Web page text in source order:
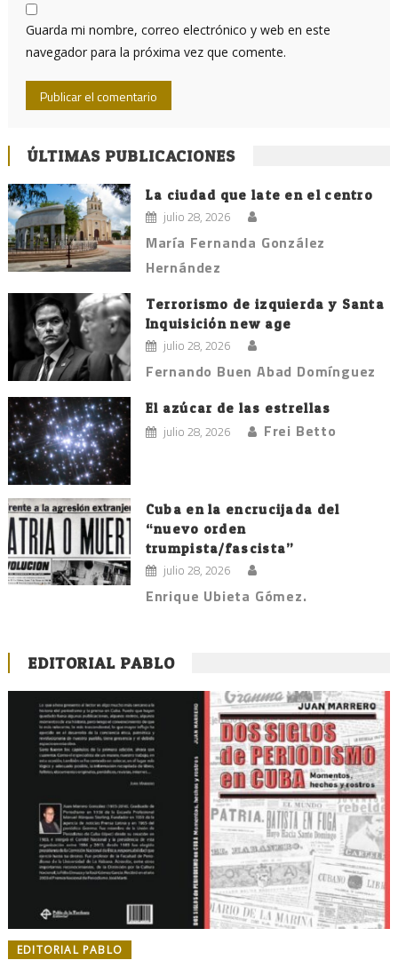
Guarda mi nombre, correo electrónico y web en este
navegador para la próxima vez que comente.
ÚLTIMAS PUBLICACIONES
La ciudad que late en el centro
julio 28, 2026
María Fernanda González
Hernández
Terrorismo de izquierda y Santa
Inquisición new age
julio 28, 2026
Fernando Buen Abad Domínguez
El azúcar de las estrellas
julio 28, 2026 Frei Betto
Cuba en la encrucijada del
“nuevo orden
trumpista/fascista”
julio 28, 2026
Enrique Ubieta Gómez.
EDITORIAL PABLO
EDITORIAL PABLO